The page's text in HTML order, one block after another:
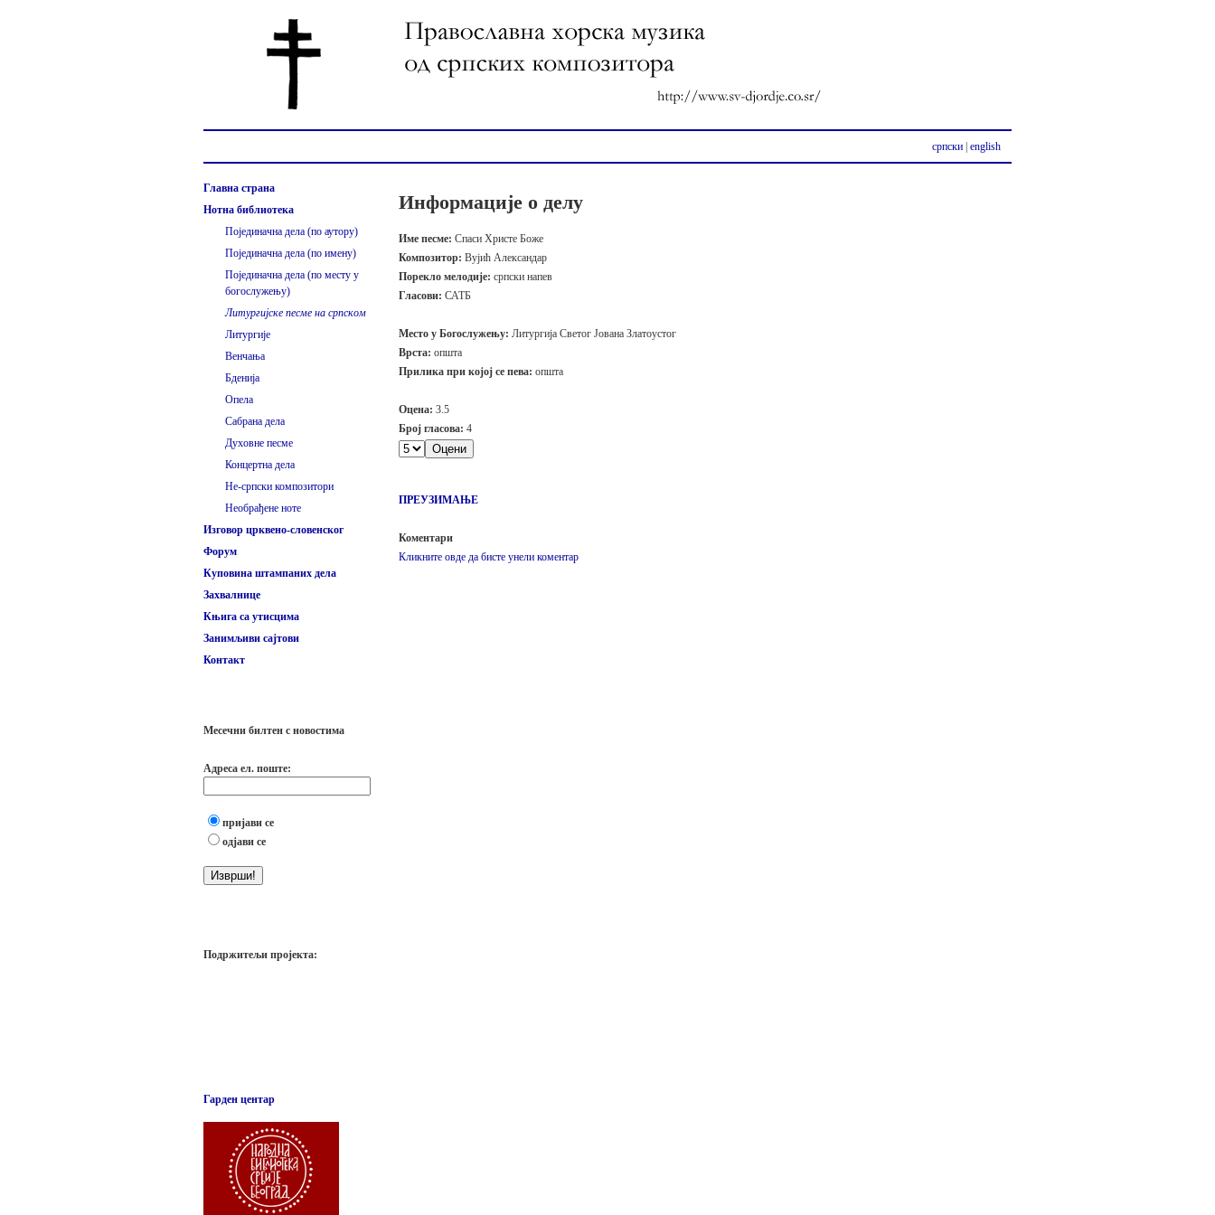
српски english
Главна страна
Нотна библиотека
Појединачна дела (по аутору)
Појединачна дела (по имену)
Појединачна дела (по месту у
богослужењу)
Литургијске песме на српском
Литургије
Венчања
Бденија
Опела
Сабрана дела
Духовне песме
Концертна дела
Не-српски композитори
Необрађене ноте
Изговор црквено-словенског
Форум
Куповина штампаних дела
Захвалнице
Књига са утисцима
Занимљиви сајтови
Контакт
Месечни билтен с новостима
Адреса ел. поште:
пријави се
одјави се
Подржитељи пројекта:
Гарден центар
Информације о делу
Име песме: Спаси Христе Боже
Композитор: Вујић Александар
Порекло мелодије: српски напев
Гласови: САТБ
Место у Богослужењу: Литургија Светог Јована Златоустог
Врста: општа
Прилика при којој се пева: општа
Оцена: 3.5
Број гласова: 4
ПРЕУЗИМАЊЕ
Коментари
Кликните овде да бисте унели коментар